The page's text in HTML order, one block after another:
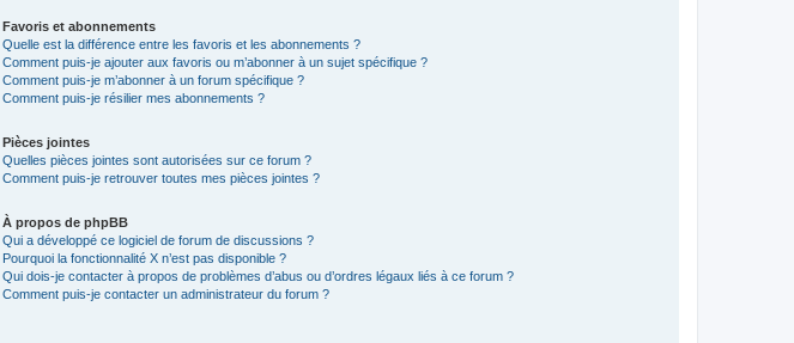
Favoris et abonnements
Quelle est la différence entre les favoris et les abonnements ?
Comment puis-je ajouter aux favoris ou m’abonner à un sujet spécifique ?
Comment puis-je m’abonner à un forum spécifique ?
Comment puis-je résilier mes abonnements ?
Pièces jointes
Quelles pièces jointes sont autorisées sur ce forum ?
Comment puis-je retrouver toutes mes pièces jointes ?
À propos de phpBB
Qui a développé ce logiciel de forum de discussions ?
Pourquoi la fonctionnalité X n’est pas disponible ?
Qui dois-je contacter à propos de problèmes d’abus ou d’ordres légaux liés à ce forum ?
Comment puis-je contacter un administrateur du forum ?